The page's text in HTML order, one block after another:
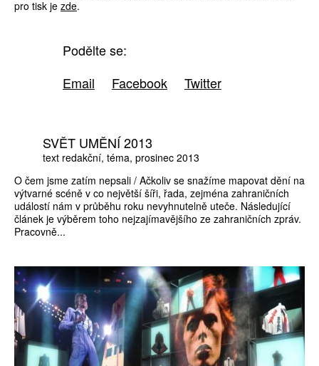
pro tisk je zde.
Podělte se:
Email
Facebook Twitter
SVĚT UMĚNÍ 2013
text redakční téma prosinec 2013
O čem jsme zatím nepsali / Ačkoliv se snažíme mapovat dění na
výtvarné scéně v co největší šíři, řada, zejména zahraničních
událostí nám v průběhu roku nevyhnutelně uteče. Následující
článek je výběrem toho nejzajímavějšího ze zahraničních zpráv.
Pracovně...